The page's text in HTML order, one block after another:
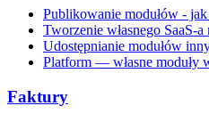
Publikowanie modułów -
Tworzenie własnego SaaS-
Udostępnianie modułów
Platform — własne moduły
Faktury